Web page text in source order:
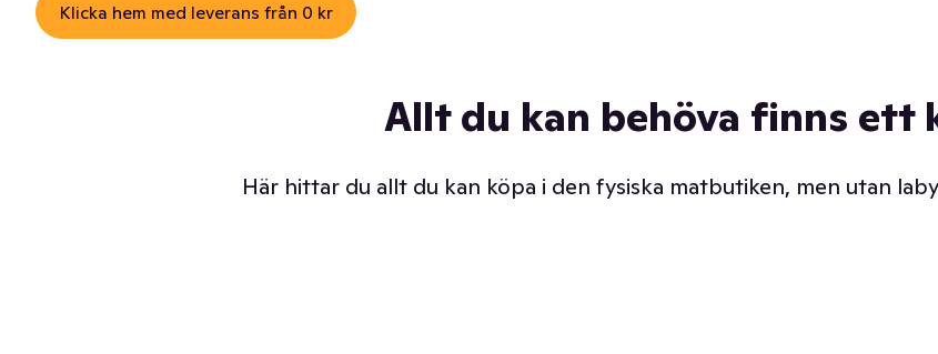
Klicka hem med leverans från 0 kr
Allt du kan behöva finns ett
Här hittar du allt du kan köpa i den fysiska matbutiken, men utan